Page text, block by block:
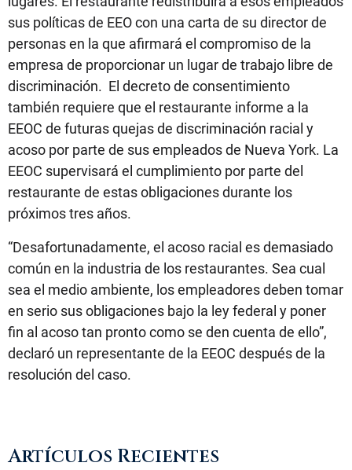
sus políticas de EEO con una carta de su director de
personas en la que afirmará el compromiso de la
empresa de proporcionar un lugar de trabajo libre de
discriminación. El decreto de consentimiento
también requiere que el restaurante informe a la
EEOC de futuras quejas de discriminación racial y
acoso por parte de sus empleados de Nueva York. La
EEOC supervisará el cumplimiento por parte del
restaurante de estas obligaciones durante los
próximos tres años.
“Desafortunadamente, el acoso racial es demasiado
común en la industria de los restaurantes. Sea cual
sea el medio ambiente, los empleadores deben tomar
en serio sus obligaciones bajo la ley federal y poner
fin al acoso tan pronto como se den cuenta de ello”,
declaró un representante de la EEOC después de la
resolución del caso.
Artículos Recientes